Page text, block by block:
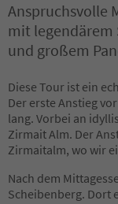
Anspruchsvolle
mit legendärem
und großem
Diese Tour ist ein
Der erste Anstieg
lang. Vorbei an
Zirmait Alm. Der
Zirmaitalm, wo wir
Nach dem
Scheibenberg. Dort